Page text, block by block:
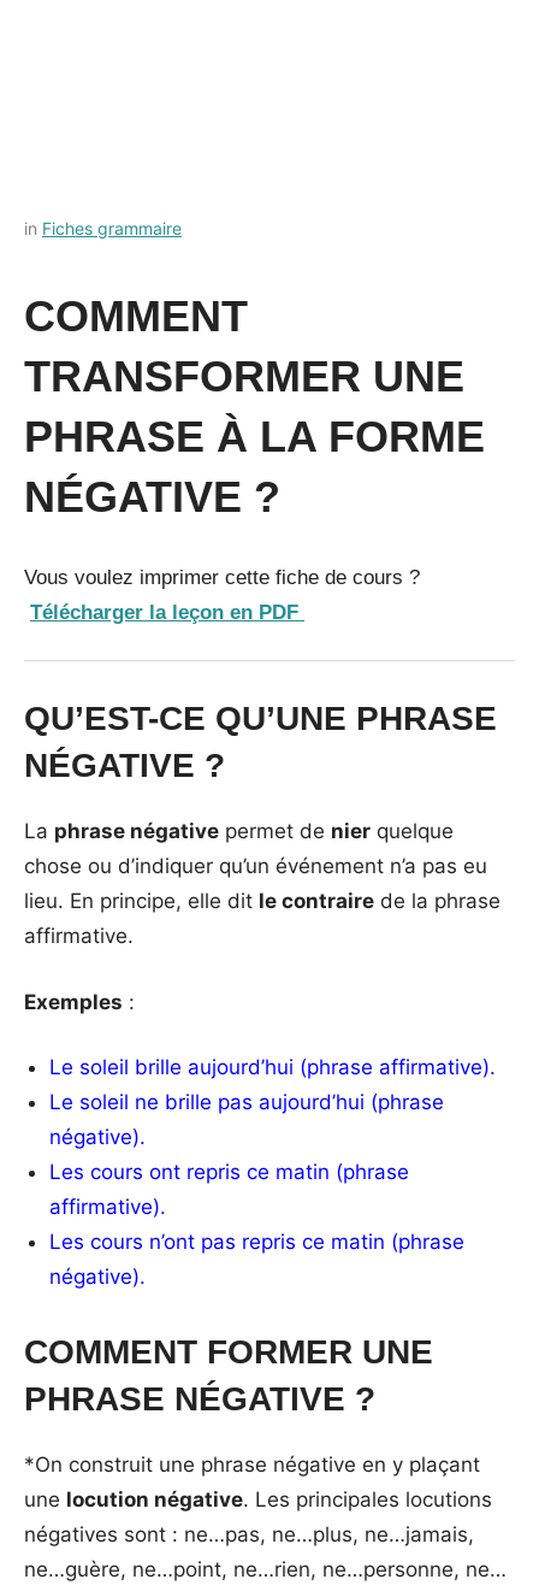
Posted
août
by
in Fiches grammaire
COMMENT
TRANSFORMER UNE
PHRASE À LA FORME
NÉGATIVE ?
Vous voulez imprimer cette fiche de cours ?
Télécharger la leçon en PDF
QU’EST-CE QU’UNE PHRASE
NÉGATIVE ?
La phrase négative permet de nier quelque
chose ou d’indiquer qu’un événement n’a pas eu
lieu. En principe, elle dit le contraire de la phrase
affirmative.
Exemples :
Le soleil brille aujourd’hui (phrase affirmative).
Le soleil ne brille pas aujourd’hui (phrase
négative).
Les cours ont repris ce matin (phrase
affirmative).
Les cours n’ont pas repris ce matin (phrase
négative).
COMMENT FORMER UNE
PHRASE NÉGATIVE ?
*On construit une phrase négative en y plaçant
une locution négative. Les principales locutions
négatives sont : ne…pas, ne…plus, ne…jamais,
ne…guère, ne…point, ne…rien, ne…personne, ne…